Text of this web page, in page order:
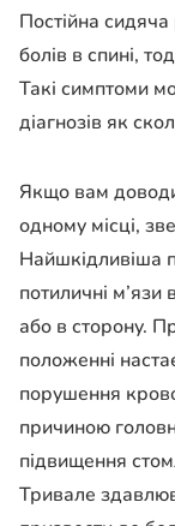
Постійна
болів в спині,
Такі симптоми
діагнозів як
Якщо вам
одному місці,
Найшкідливіша
потиличні
або в сторону.
положенні
порушення
причиною
підвищення
Тривале